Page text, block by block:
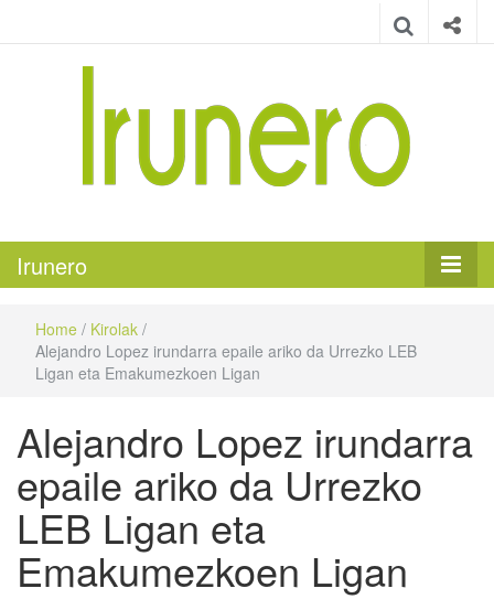
Irunero
Home / Kirolak /
Alejandro Lopez irundarra epaile ariko da Urrezko LEB
Ligan eta Emakumezkoen Ligan
Alejandro Lopez irundarra
epaile ariko da Urrezko
LEB Ligan eta
Emakumezkoen Ligan